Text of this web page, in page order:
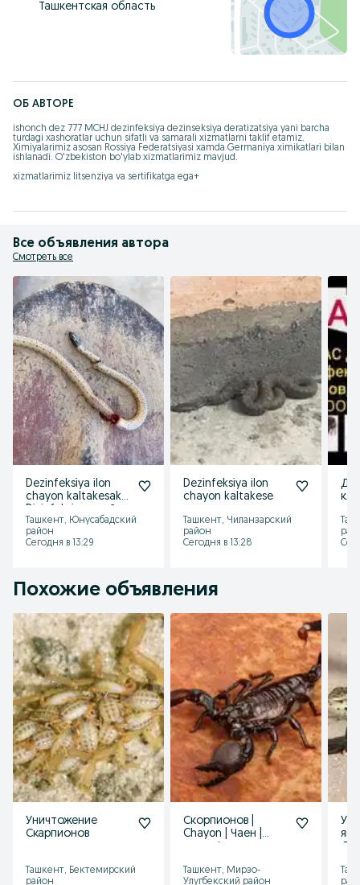
и есть служба дезинфекции против других насекомых
Ташкентская область
ОБ АВТОРЕ
ishonch dez 777 MCHJ dezinfeksiya dezinseksiya deratizatsiya yani barcha
turdagi xashoratlar uchun sifatli va samarali xizmatlarni taklif etamiz.
Ximiyalarimiz asosan Rossiya Federatsiyasi xamda Germaniya ximikatlari bilan
ishlanadi. O'zbekiston bo'ylab xizmatlarimiz mavjud.
xizmatlarimiz litsenziya va sertifikatga ega+
Все объявления автора
Смотреть все
Dezinfeksiya ilon
chayon kaltakesak
змея
Ташкент, Юнусабадский
район
Сегодня в 13:29
Dezinfeksiya ilon
chayon kaltakese
Ташкент, Чиланзарский
район
Сегодня в 13:28
Похожие объявления
Уничтожение
Скарпионов
Ташкент, Бектемирский
район
Скорпионов |
Chayon | Чаен |
dizinfeksiya
Ташкент, Мирзо-
Улугбекский район